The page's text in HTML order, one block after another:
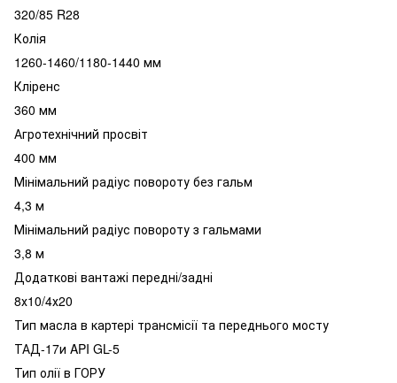
320/85 R28
Колія
1260-1460/1180-1440 мм
Кліренс
360 мм
Агротехнічний просвіт
400 мм
Мінімальний радіус повороту без гальм
4,3 м
Мінімальний радіус повороту з гальмами
3,8 м
Додаткові вантажі передні/задні
8х10/4х20
Тип масла в картері трансмісії та переднього мосту
ТАД-17и API GL-5
Тип олії в ГОРУ